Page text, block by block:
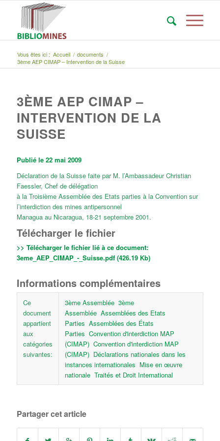
Vous êtes ici : Accueil / documents /
3ème AEP CIMAP – Intervention de la Suisse
3ÈME AEP CIMAP –
INTERVENTION DE LA
SUISSE
Publié le 22 mai 2009
Déclaration de la Suisse faite par M. l’Ambassadeur Christian
Faessler, Chef de délégation
à la Troisième Assemblée des Etats parties à la Convention sur
l’interdiction des mines antipersonnel
Managua au Nicaragua, 18-21 septembre 2001.
Télécharger le fichier
>> Télécharger le fichier lié à ce document:
3eme_AEP_CIMAP_-_Suisse.pdf (426.19 Kb)
Informations complémentaires
Ce
document
appartient
aux
catégories
suivantes:
3ème Assemblée 3ème
Assemblée Assemblées des Etats
Parties Assemblées des États
Parties Convention d'interdiction MAP
(CIMAP) Convention d'interdiction MAP
(CIMAP) Déclarations nationales dans les
instances internationales Mise en œuvre
nationale Traités et Droit International
Partager cet article